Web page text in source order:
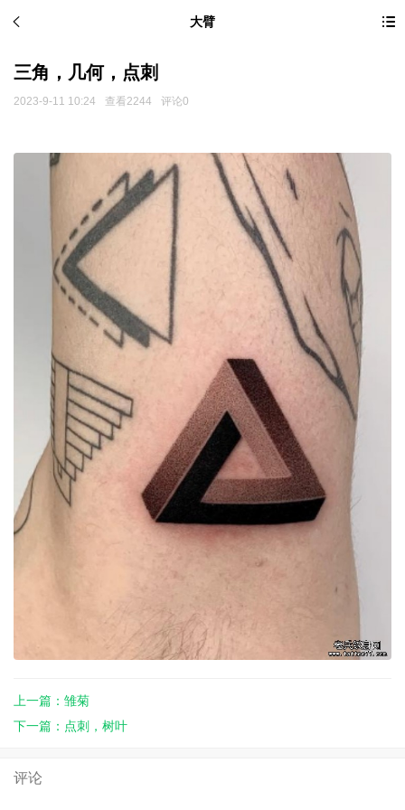
大臂
三角，几何，点刺
2023-9-11 10:24 查看2244 评论0
上一篇：雏菊
下一篇：点刺，树叶